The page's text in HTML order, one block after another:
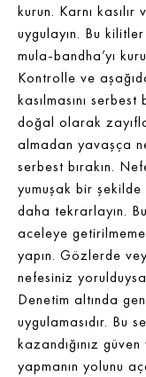
kurun. Karnı
uygulayın. Bu
mula-bandha’yı
Kontrolle ve
kasılmasını
doğal olarak
almadan yavaşça
serbest bırakın.
yumuşak bir
daha tekrarlayın.
aceleye
yapın. Gözlerde
nefesiniz
Denetim altında
uygulamasıdır. Bu
kazandığınız
yapmanın yolunu